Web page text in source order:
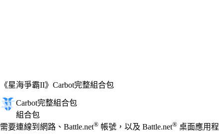
《星海爭霸II》 Carbot完整組合包
Carbot完整組合包
組合包
價格
Available actions
需要連線到網路、Battle.net® 帳號，以及 Battle.net® 桌面應用程